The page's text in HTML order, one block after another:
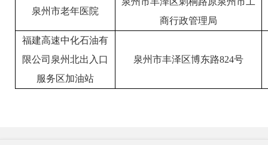
泉州市老年医院
商行政管理局
福建高速中化石油有
限公司泉州北出入口
服务区加油站
泉州市丰泽区博东路824号